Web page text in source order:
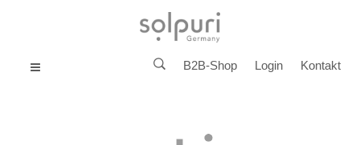
MENU B2B-Shop Login Kontakt